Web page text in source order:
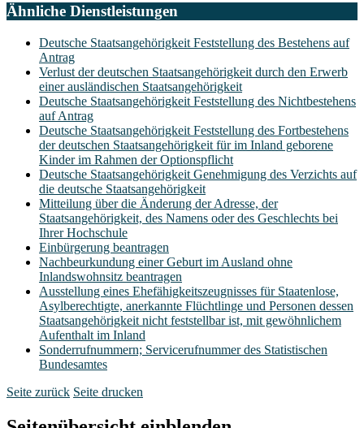
Ähnliche Dienstleistungen
Deutsche Staatsangehörigkeit Feststellung des Bestehens auf
Antrag
Verlust der deutschen Staatsangehörigkeit durch den Erwerb
einer ausländischen Staatsangehörigkeit
Deutsche Staatsangehörigkeit Feststellung des Nichtbestehens
auf Antrag
Deutsche Staatsangehörigkeit Feststellung des Fortbestehens
der deutschen Staatsangehörigkeit für im Inland geborene
Kinder im Rahmen der Optionspflicht
Deutsche Staatsangehörigkeit Genehmigung des Verzichts auf
die deutsche Staatsangehörigkeit
Mitteilung über die Änderung der Adresse, der
Staatsangehörigkeit, des Namens oder des Geschlechts bei
Ihrer Hochschule
Einbürgerung beantragen
Nachbeurkundung einer Geburt im Ausland ohne
Inlandswohnsitz beantragen
Ausstellung eines Ehefähigkeitszeugnisses für Staatenlose,
Asylberechtigte, anerkannte Flüchtlinge und Personen dessen
Staatsangehörigkeit nicht feststellbar ist, mit gewöhnlichem
Aufenthalt im Inland
Sonderrufnummern; Servicerufnummer des Statistischen
Bundesamtes
Seite zurück Seite drucken